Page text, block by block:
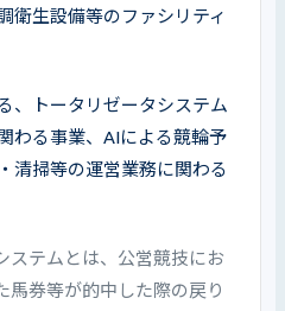
衛生設備等のファシリティ
、トータリゼータシステム
わる事業、AIによる競輪予
清掃等の運営業務に関わる
ステムとは、公営競技にお
馬券等が的中した際の戻り